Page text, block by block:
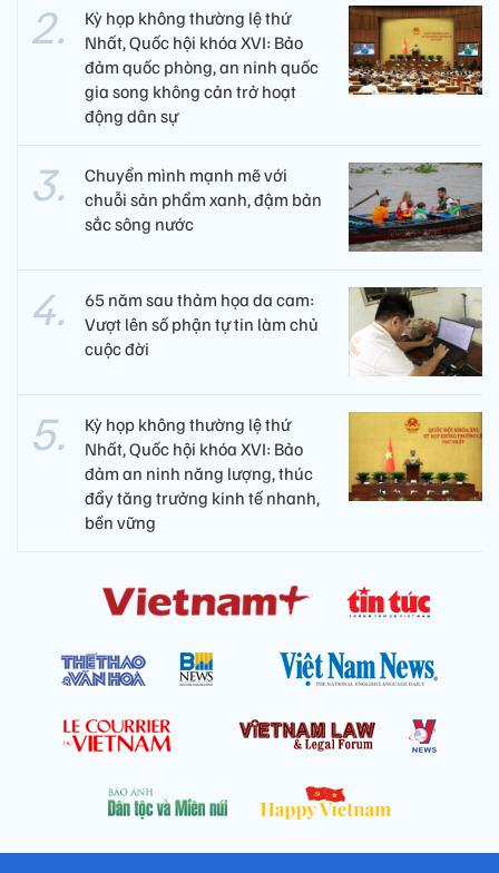
Kỳ họp không thường lệ thứ
Nhất, Quốc hội khóa XVI: Bảo
đảm quốc phòng, an ninh quốc
gia song không cản trở hoạt
động dân sự
Chuyển mình mạnh mẽ với
chuỗi sản phẩm xanh, đậm bản
sắc sông nước
65 năm sau thảm họa da cam:
Vượt lên số phận tự tin làm chủ
cuộc đời
Kỳ họp không thường lệ thứ
Nhất, Quốc hội khóa XVI: Bảo
đảm an ninh năng lượng, thúc
đẩy tăng trưởng kinh tế nhanh,
bền vững